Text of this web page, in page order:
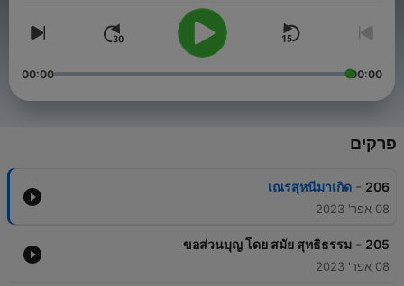
00:00
00:00
פרקים
206
-
เณรสุหนีมาเกิด
08 אפר' 2023
205
-
ขอส่วนบุญ โดย สมัย สุทธิธรรม
08 אפר' 2023